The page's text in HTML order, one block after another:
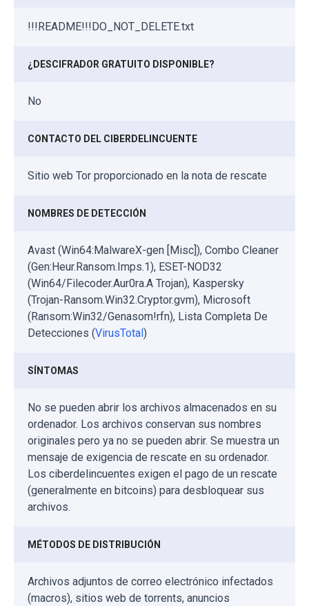
!!!README!!!DO_NOT_DELETE.txt
¿DESCIFRADOR GRATUITO DISPONIBLE?
No
CONTACTO DEL CIBERDELINCUENTE
Sitio web Tor proporcionado en la nota de rescate
NOMBRES DE DETECCIÓN
Avast (Win64:MalwareX-gen [Misc]), Combo Cleaner
(Gen:Heur.Ransom.Imps.1), ESET-NOD32
(Win64/Filecoder.Aur0ra.A Trojan), Kaspersky
(Trojan-Ransom.Win32.Cryptor.gvm), Microsoft
(Ransom:Win32/Genasom!rfn), Lista Completa De
Detecciones (VirusTotal)
SÍNTOMAS
No se pueden abrir los archivos almacenados en su
ordenador. Los archivos conservan sus nombres
originales pero ya no se pueden abrir. Se muestra un
mensaje de exigencia de rescate en su ordenador.
Los ciberdelincuentes exigen el pago de un rescate
(generalmente en bitcoins) para desbloquear sus
archivos.
MÉTODOS DE DISTRIBUCIÓN
Archivos adjuntos de correo electrónico infectados
(macros), sitios web de torrents, anuncios